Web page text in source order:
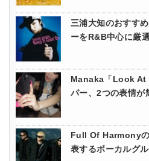
三浦大知のおすす
ーをR&B中心に厳選
Manaka「Look At
パー、2つの表情が
Full Of Harmony
表するボーカルグ